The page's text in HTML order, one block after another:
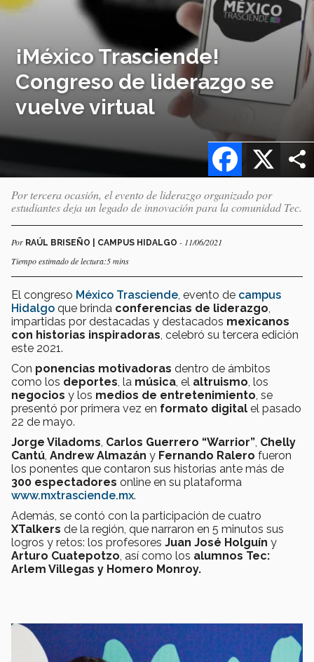
¡México Trasciende!
Congreso de liderazgo se
vuelve virtual
X
Facebook
Por tercera ocasión, el evento de liderazgo organizado por
estudiantes deja un legado de innovación para la comunidad Tec.
Por RAÚL BRISEÑO | CAMPUS HIDALGO - 11/06/2021
Tiempo estimado de lectura:5 mins
El congreso México Trasciende , evento de campus
Hidalgo que brinda conferencias de liderazgo
impartidas por destacadas y destacados mexicanos
con historias inspiradoras , celebró su tercera edición
este 2021.
Con ponencias motivadoras dentro de ámbitos
como los deportes , la música , el altruismo , los
negocios y los medios de entretenimiento , se
presentó por primera vez en formato digital el pasado
22 de mayo.
Jorge Viladoms Carlos Guerrero “Warrior” Chelly
Cantú Andrew Almazán y Fernando Ralero fueron
los ponentes que contaron sus historias ante más de
300 espectadores online en su plataforma
www.mxtrasciende.mx.
Además, se contó con la participación de cuatro
XTalkers de la región, que narraron en 5 minutos sus
logros y retos: los profesores Juan José Holguín y
Arturo Cuatepotzo , así como los alumnos Tec:
Arlem Villegas y Homero Monroy.